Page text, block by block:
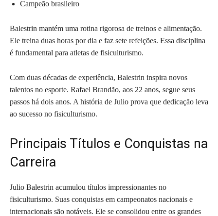
Campeão brasileiro
Balestrin mantém uma rotina rigorosa de treinos e alimentação.
Ele treina duas horas por dia e faz sete refeições. Essa disciplina
é fundamental para atletas de fisiculturismo.
Com duas décadas de experiência, Balestrin inspira novos
talentos no esporte. Rafael Brandão, aos 22 anos, segue seus
passos há dois anos. A história de Julio prova que dedicação leva
ao sucesso no fisiculturismo.
Principais Títulos e Conquistas na
Carreira
Julio Balestrin acumulou títulos impressionantes no
fisiculturismo. Suas conquistas em campeonatos nacionais e
internacionais são notáveis. Ele se consolidou entre os grandes